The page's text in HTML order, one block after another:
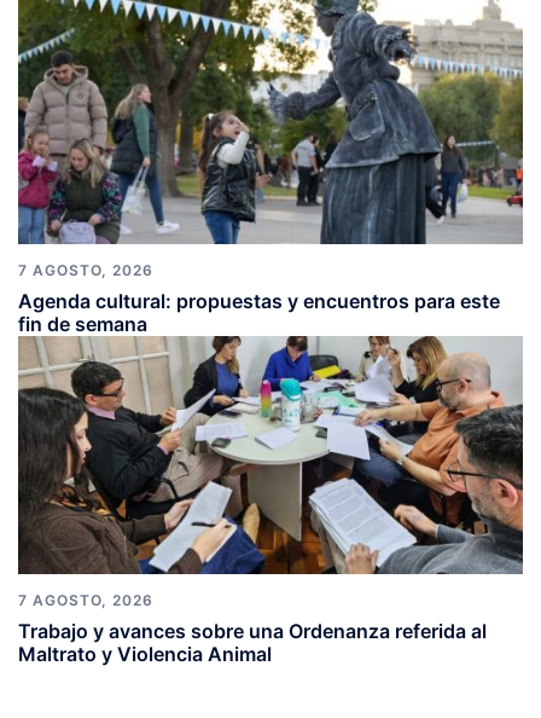
7 AGOSTO, 2026
Agenda cultural: propuestas y encuentros para este
fin de semana
7 AGOSTO, 2026
Trabajo y avances sobre una Ordenanza referida al
Maltrato y Violencia Animal